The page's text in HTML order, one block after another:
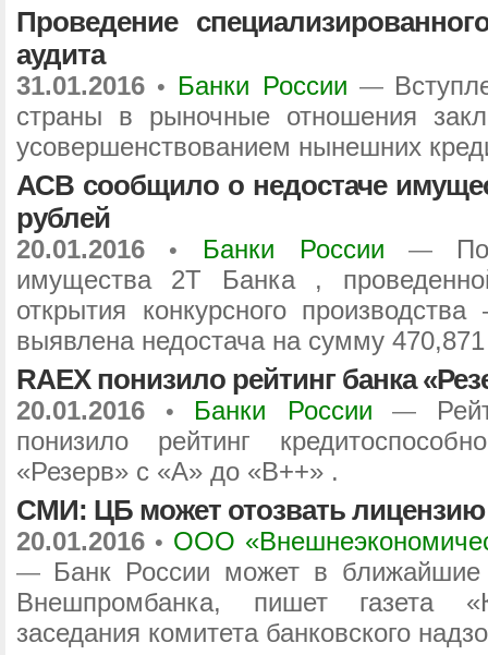
Проведение
аудита
31.01.2016 • Банки России —
страны в рыночные отношения
усовершенствованием нынешних
АСВ сообщило о недостаче
рублей
20.01.2016 • Банки России —
имущества 2Т Банка ,
открытия конкурсного
выявлена недостача на сумму
RAEX понизило рейтинг банка
20.01.2016 • Банки России —
понизило рейтинг
«Резерв» с «А» до «B++» .
СМИ: ЦБ может отозвать
20.01.2016 • ООО
— Банк России может в
Внешпромбанка, пишет газета
заседания комитета банковского